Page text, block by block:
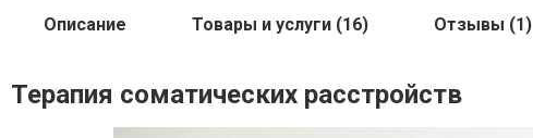
Описание Товары и услуги (16) Отзывы (1)
Терапия соматических расстройств